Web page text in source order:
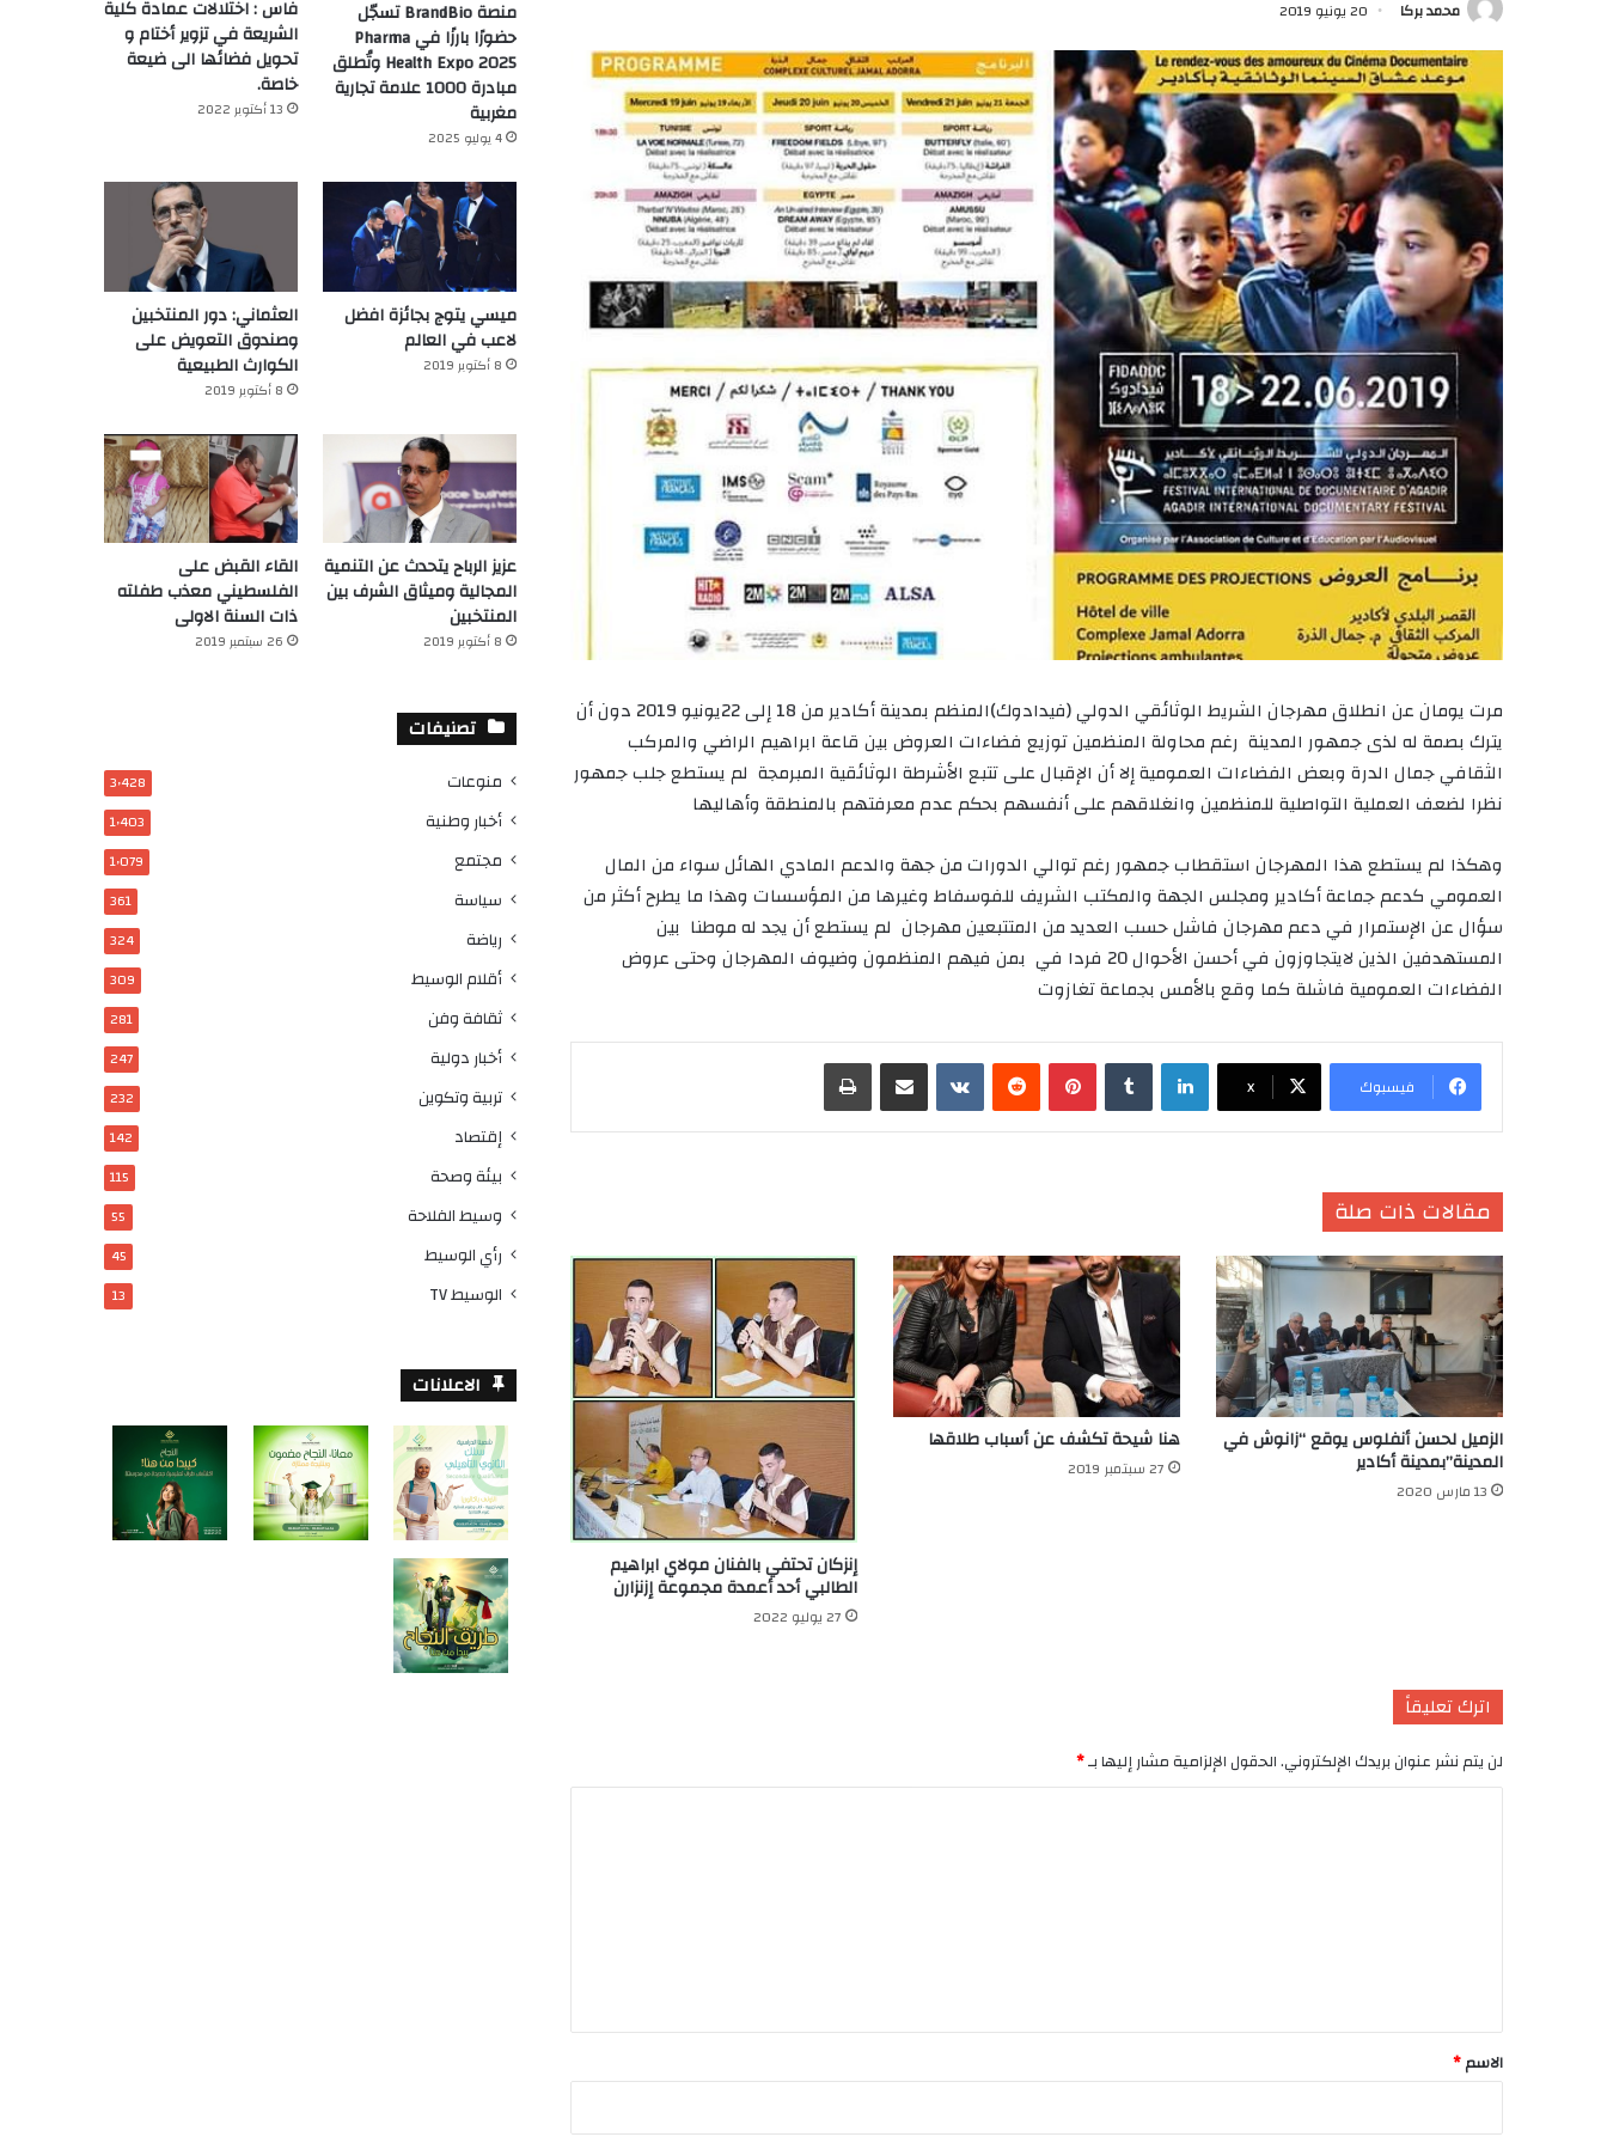
محمد بركا 20 يونيو 2019
مرت يومان عن انطلاق مهرجان الشريط الوثائقي الدولي (فيدادوك)المنظم بمدينة أكادير من 18 إلى 22يونيو 2019 دون أن
يترك بصمة له لذى جمهور المدينة رغم محاولة المنظمين توزيع فضاءات العروض بين قاعة ابراهيم الراضي والمركب
الثقافي جمال الدرة وبعض الفضاءات العمومية إلا أن الإقبال على تتبع الأشرطة الوثائقية المبرمجة لم يستطع جلب جمهور
نظرا لضعف العملية التواصلية للمنظمين وانغلاقهم على أنفسهم بحكم عدم معرفتهم بالمنطقة وأهاليها
وهكذا لم يستطع هذا المهرجان استقطاب جمهور رغم توالي الدورات من جهة والدعم المادي الهائل سواء من المال
العمومي كدعم جماعة أكادير ومجلس الجهة والمكتب الشريف للفوسفاط وغيرها من المؤسسات وهذا ما يطرح أكثر من
سؤال عن الإستمرار في دعم مهرجان فاشل حسب العديد من المتتبعين مهرجان لم يستطع أن يجد له موطنا بين
المستهدفين الذين لايتجاوزون في أحسن الأحوال 20 فردا في بمن فيهم المنظمون وضيوف المهرجان وحتى عروض
الفضاءات العمومية فاشلة كما وقع بالأمس بجماعة تغازوت
فيسبوك X
لينكدإن بينتيريست
مقالات ذات صلة
الزميل لحسن أنفلوس يوقع “زانوش في
المدينة”بمدينة أكادير
13 مارس 2020
هنا شيحة تكشف عن أسباب طلاقها
27 سبتمبر 2019
إنزكان تحتفي بالفنان مولاي ابراهيم
الطالبي أحد أعمدة مجموعة إزنزارن
27 يوليو 2022
اترك تعليقاً
لن يتم نشر عنوان بريدك الإلكتروني.الحقول الإلزامية مشار إليها بـ*
*
الاسم*
منصة BrandBio تسجّل
حضورًا بارزًا في Pharma
Health Expo 2025 وتُطلق
مبادرة 1000 علامة تجارية
مغربية
4 يوليو 2025
فاس : اختلالات عمادة كلية
الشريعة في تزوير أختام و
تحويل فضائها الى ضيعة
خاصة.
13 أكتوبر 2022
ميسي يتوج بجائزة افضل
لاعب في العالم‎
8 أكتوبر 2019
العثماني: دور المنتخبين
وصندوق التعويض على
الكوارث الطبيعية
8 أكتوبر 2019
عزيز الرباح يتحدث عن التنمية
المجالية وميثاق الشرف بين
المنتخبين
8 أكتوبر 2019
القاء القبض على
الفلسطيني معذب طفلته
ذات السنة الاولى
26 سبتمبر 2019
تصنيفات
منوعات 3٬428
أخبار وطنية 1٬403
مجتمع 1٬079
سياسة 361
رياضة 324
أقلام الوسيط 309
ثقافة وفن 281
أخبار دولية 247
تربية وتكوين 232
إقتصاد 142
بيئة وصحة 115
وسيط الفلاحة 55
رأي الوسيط 45
الوسيط TV 13
الاعلانات